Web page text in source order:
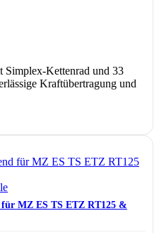
Simplex-Kettenrad und 33
Kraftübertragung und
MZ ES TS ETZ RT125 &